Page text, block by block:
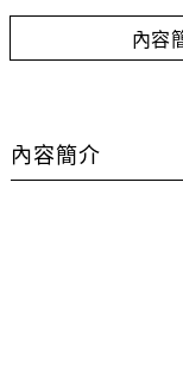
內容
內容簡介